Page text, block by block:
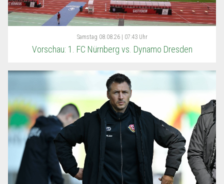
Samstag 08.08.26 | 07:43 Uhr
Vorschau: 1. FC Nürnberg vs. Dynamo Dresden